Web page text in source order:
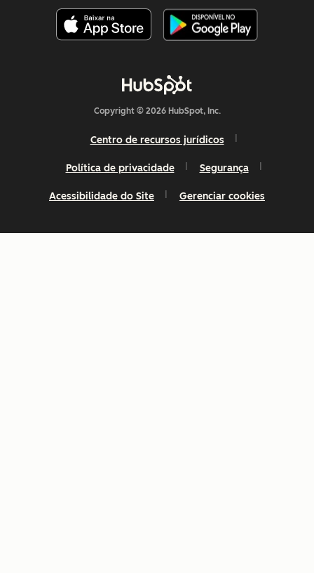
Copyright © 2026 HubSpot, Inc.
Centro de recursos jurídicos
Política de privacidade Segurança
Acessibilidade do Site Gerenciar cookies